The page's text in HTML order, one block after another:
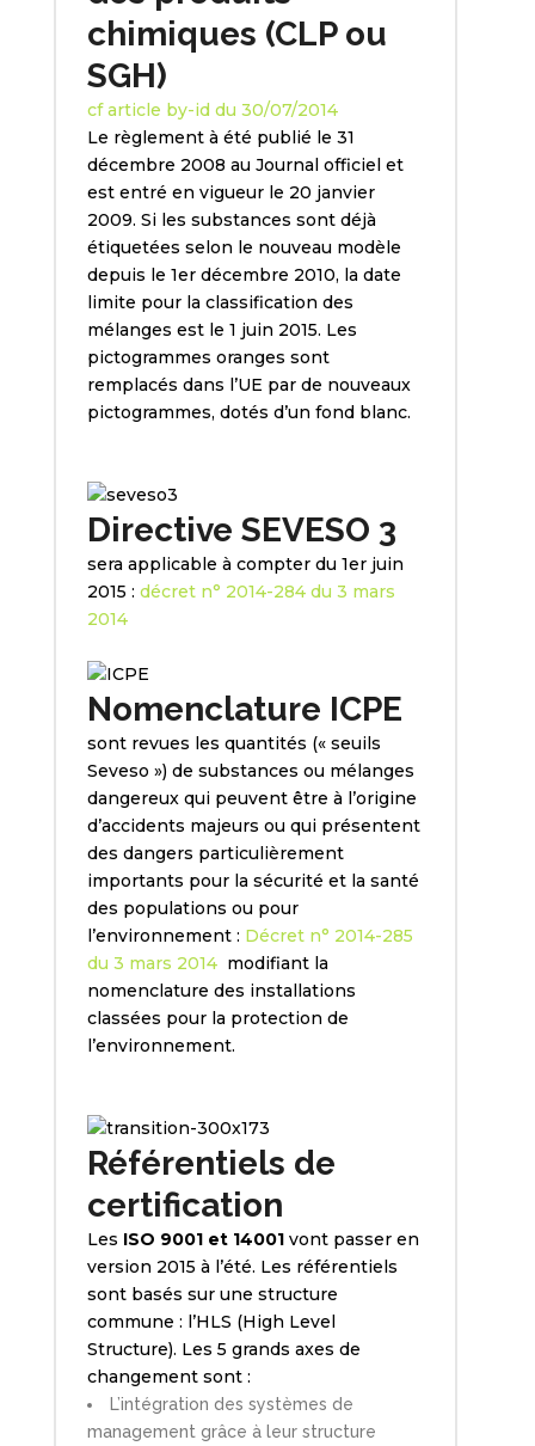
chimiques (CLP ou
SGH)
cf article by-id du 30/07/2014
Le règlement à été publié le 31
décembre 2008 au Journal officiel et
est entré en vigueur le 20 janvier
2009. Si les substances sont déjà
étiquetées selon le nouveau modèle
depuis le 1er décembre 2010, la date
limite pour la classification des
mélanges est le 1 juin 2015. Les
pictogrammes oranges sont
remplacés dans l’UE par de nouveaux
pictogrammes, dotés d’un fond blanc.
Directive SEVESO 3
sera applicable à compter du 1er juin
2015 : décret n° 2014-284 du 3 mars
2014
Nomenclature ICPE
sont revues les quantités (« seuils
Seveso ») de substances ou mélanges
dangereux qui peuvent être à l’origine
d’accidents majeurs ou qui présentent
des dangers particulièrement
importants pour la sécurité et la santé
des populations ou pour
l’environnement : Décret n° 2014-285
du 3 mars 2014 modifiant la
nomenclature des installations
classées pour la protection de
l’environnement.
Référentiels de
certification
Les ISO 9001 et 14001vont passer en
version 2015 à l’été. Les référentiels
sont basés sur une structure
commune : l’HLS (High Level
Structure). Les 5 grands axes de
changement sont :
L’intégration des systèmes de
management grâce à leur structure